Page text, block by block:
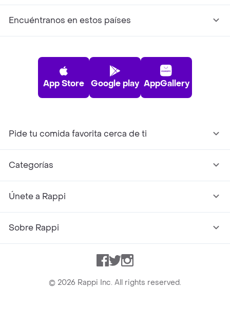
Encuéntranos en estos países
App Store Google play AppGallery
Pide tu comida favorita cerca de ti
Categorías
Únete a Rappi
Sobre Rappi
Facebook
TwitterInstagram
© 2026 Rappi Inc. All rights reserved.